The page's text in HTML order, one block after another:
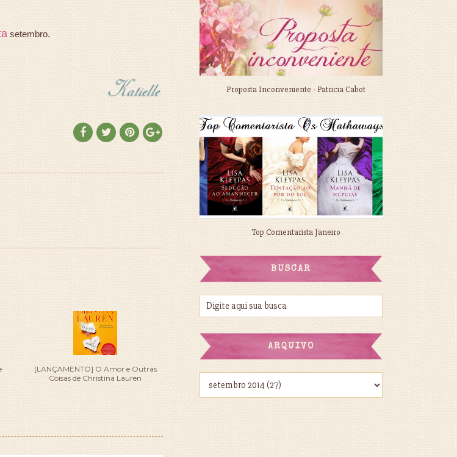
setembro.
[LANÇAMENTO] O Amor e Outras
Coisas de Christina Lauren
Proposta Inconveniente - Patricia Cabot
Top Comentarista Janeiro
BUSCAR
ARQUIVO